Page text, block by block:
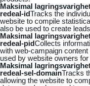
Maksimal
redeal-idTracks the
website to compile
also be used to create
Maksimal
redeal-pidCollects
with web-campaign
used by website owners
Maksimal
redeal-sel-domainTracks
allowing the website to